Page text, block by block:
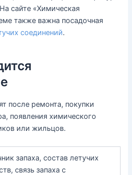
сайте «Химическая
также важна посадочная
соединений.
после ремонта, покупки
появления химического
или жильцов.
запаха, состав летучих
связь запаха с